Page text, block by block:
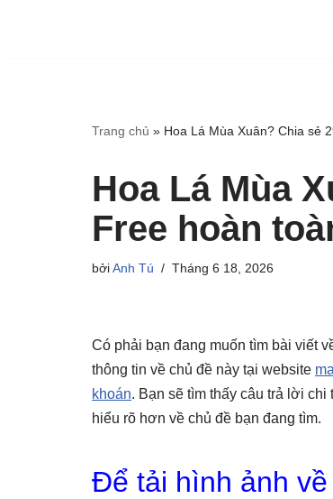
Trang chủ » Hoa Lá Mùa Xuân? Chia sẻ
Hoa Lá Mùa
Free hoàn
bởiAnh Tú Tháng 6 18, 2026
Có phải bạn đang muốn tìm bài viết
thông tin về chủ đề này tại website
khoán. Bạn sẽ tìm thấy câu trả lời
hiểu rõ hơn về chủ đề bạn đang tìm.
Để tải hình ảnh